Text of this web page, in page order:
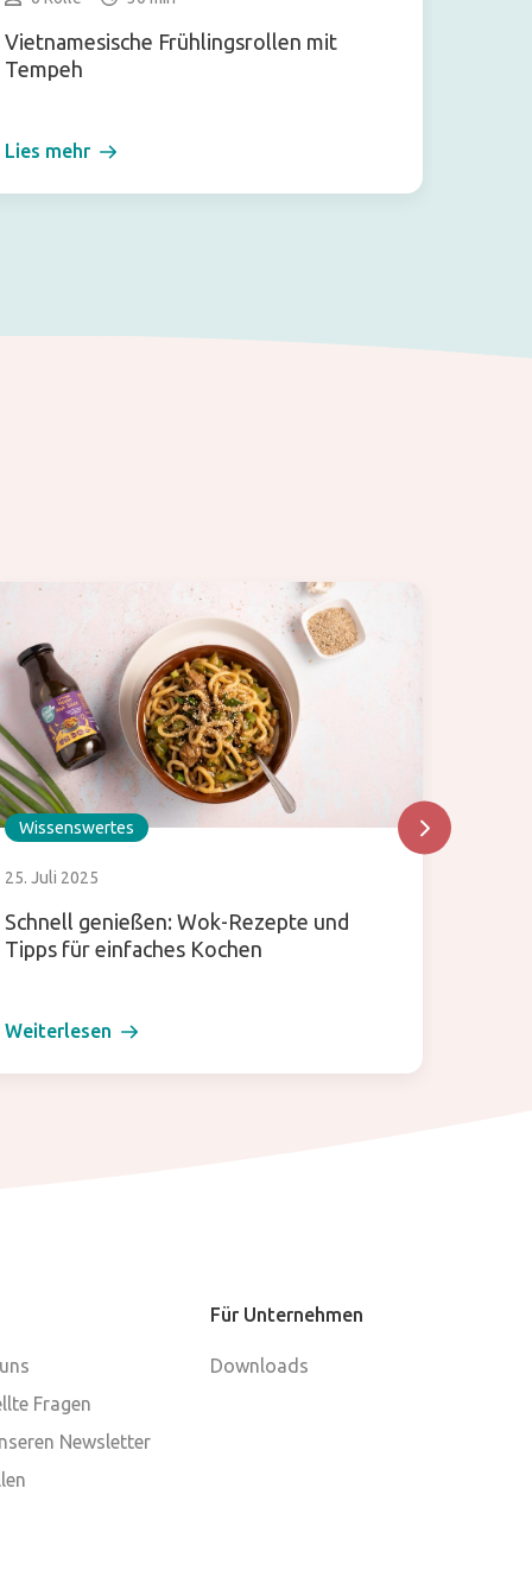
Vietnamesische Frühlingsrollen mit
Tempeh
Lies mehr
Wissenswertes
25. Juli 2025
Schnell genießen: Wok-Rezepte und
Tipps für einfaches Kochen
Weiterlesen
Fragen
Newsletter
Für Unternehmen
Downloads